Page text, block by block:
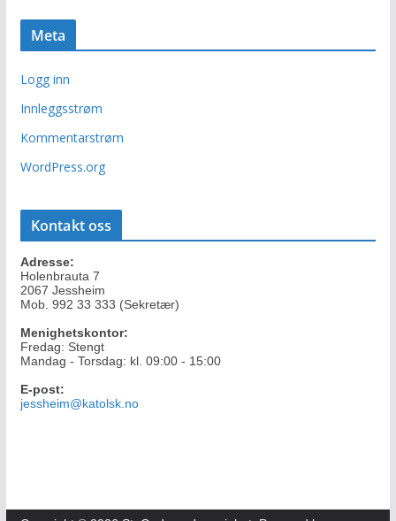
r
i
Meta
Logg inn
Innleggsstrøm
Kommentarstrøm
WordPress.org
Kontakt oss
Adresse:
Holenbrauta 7
2067 Jessheim
Mob. 992 33 333 (Sekretær)
Menighetskontor:
Fredag: Stengt
Mandag - Torsdag: kl. 09:00 - 15:00
E-post:
jessheim@katolsk.no